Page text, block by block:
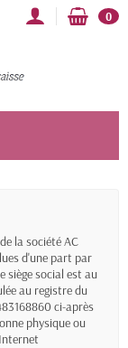
0
la société AC
d'une part par
siège social est au
au registre du
ci-après
physique ou